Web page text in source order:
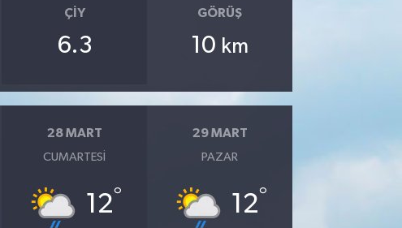
ÇIY
6.3
GÖRÜŞ
10 km
28 MART
CUMARTESI
12°
29 MART
PAZAR
12°